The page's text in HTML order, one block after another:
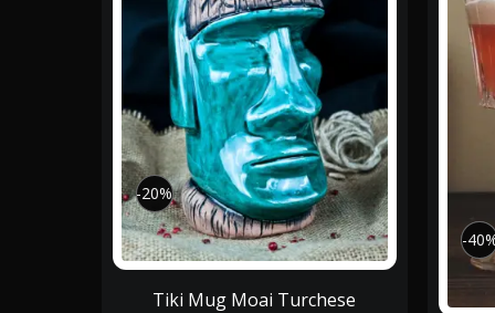
-20%
-20%
Tiki Mug Moai Turchese
-
-